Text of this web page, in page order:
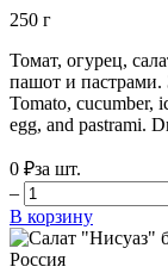
250 г
Томат, огурец,
пашот и пастрами.
Tomato, cucumber,
egg, and pastrami.
0 ₽за шт.
–
В корзину
Россия